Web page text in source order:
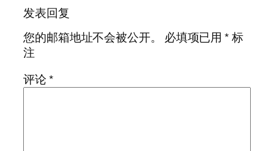
发表回复
您的邮箱地址不会被公开。
必填项已用*标
注
评论*